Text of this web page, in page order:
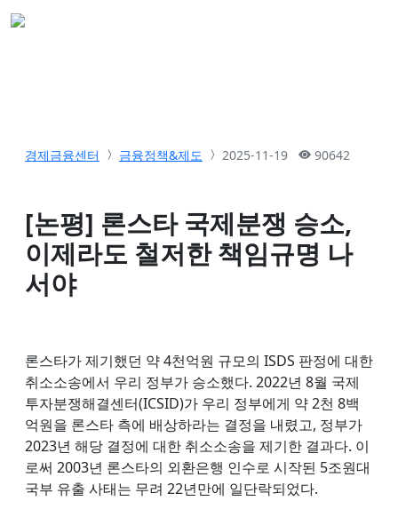
경제금융센터 금융정책&제도 2025-11-19 90642
[논평] 론스타 국제분쟁 승소,
이제라도 철저한 책임규명 나
서야
론스타가 제기했던 약 4천억원 규모의 ISDS 판정에 대한
취소소송에서 우리 정부가 승소했다. 2022년 8월 국제
투자분쟁해결센터(ICSID)가 우리 정부에게 약 2천 8백
억원을 론스타 측에 배상하라는 결정을 내렸고, 정부가
2023년 해당 결정에 대한 취소소송을 제기한 결과다. 이
로써 2003년 론스타의 외환은행 인수로 시작된 5조원대
국부 유출 사태는 무려 22년만에 일단락되었다.